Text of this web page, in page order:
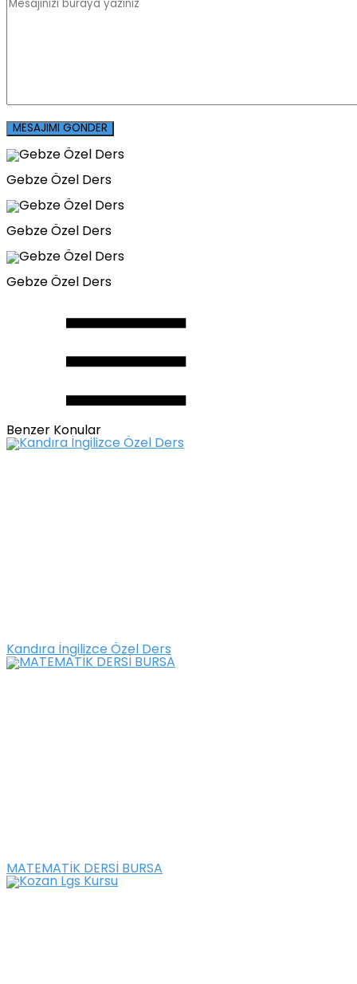
Gebze Özel Ders
Gebze Özel Ders
Gebze Özel Ders
Benzer Konular
Kandıra İngilizce Özel Ders
MATEMATİK DERSİ BURSA